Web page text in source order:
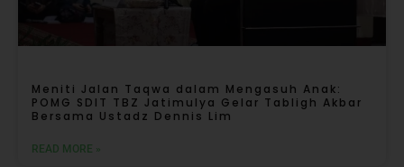
Meniti Jalan Taqwa dalam Mengasuh Anak:
POMG SDIT TBZ Jatimulya Gelar Tabligh Akbar
Bersama Ustadz Dennis Lim
READ MORE »